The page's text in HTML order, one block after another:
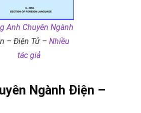
Anh Chuyên Ngành
– Điện Tử – Nhiều
tác giả
Ngành Điện –